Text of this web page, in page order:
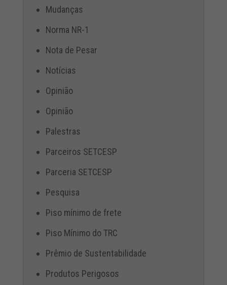
Mudanças
Norma NR-1
Nota de Pesar
Notícias
Opinião
Opinião
Palestras
Parceiros SETCESP
Parceria SETCESP
Pesquisa
Piso mínimo de frete
Piso Mínimo do TRC
Prêmio de Sustentabilidade
Produtos Perigosos